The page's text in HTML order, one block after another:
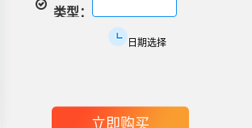
类型：
日期选择